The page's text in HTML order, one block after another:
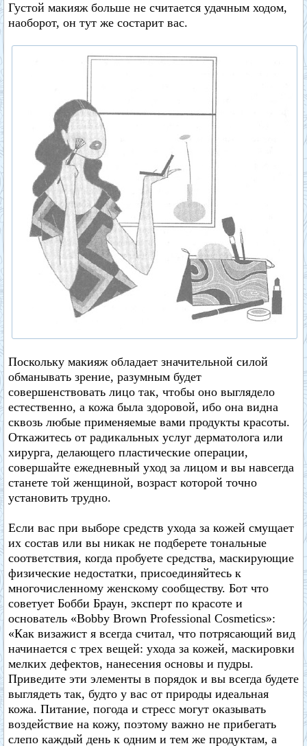
Густой макияж больше не считается удачным ходом,
наоборот, он тут же состарит вас.
Поскольку макияж обладает значительной силой
обманывать зрение, разумным будет
совершенствовать лицо так, чтобы оно выглядело
естественно, а кожа была здоровой, ибо она видна
сквозь любые применяемые вами продукты красоты.
Откажитесь от радикальных услуг дерматолога или
хирурга, делающего пластические операции,
совершайте ежедневный уход за лицом и вы навсегда
станете той женщиной, возраст которой точно
установить трудно.
Если вас при выборе средств ухода за кожей смущает
их состав или вы никак не подберете тональные
соответствия, когда пробуете средства, маскирующие
физические недостатки, присоединяйтесь к
многочисленному женскому сообществу. Бот что
советует Бобби Браун, эксперт по красоте и
основатель «Bobby Brown Professional Cosmetics»:
«Как визажист я всегда считал, что потрясающий вид
начинается с трех вещей: ухода за кожей, маскировки
мелких дефектов, нанесения основы и пудры.
Приведите эти элементы в порядок и вы всегда будете
выглядеть так, будто у вас от природы идеальная
кожа. Питание, погода и стресс могут оказывать
воздействие на кожу, поэтому важно не прибегать
слепо каждый день к одним и тем же продуктам, а